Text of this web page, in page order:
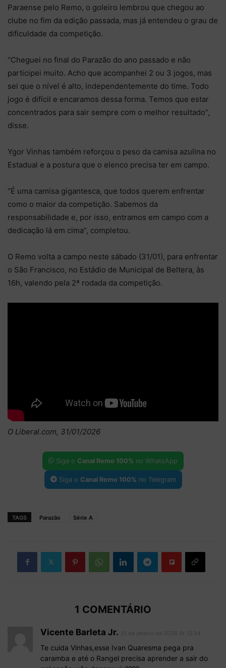
Paraense pelo Remo, o goleiro lembrou que chegou ao
clube no fim da edição passada, mas já entendeu o grau de
dificuldade da competição.
“Cheguei no final do Parazão do ano passado e não
participei muito. Acho que acompanhei 2 ou 3 jogos, mas
sei que o nível é alto, independentemente do time. Todo
jogo é difícil e encaramos dessa forma. Temos que estar
concentrados para sair sempre com o melhor resultado”,
disse.
Ygor Vinhas também reforçou o peso da camisa azulina no
Estadual e a postura que o elenco precisa ter em campo.
“É uma camisa gigantesca, que todos querem enfrentar
como o maior da competição. Sabemos da
responsabilidade e, por isso, entramos em campo com a
dedicação lá em cima”, completou.
O Remo volta a campo neste sábado (31/01), para enfrentar
o São Francisco, no Estádio de Municipal de Beltera, às
16h, valendo pela 2ª rodada da competição.
O Liberal.com, 31/01/2026
Siga o Canal Remo 100% no WhatsApp
Siga o Canal Remo 100% no Telegram
TAGS Parazão Série A
1 COMENTÁRIO
Vicente Barleta Jr.
Te cuida Vinhas,esse Ivan Quaresma pega pra
caramba e até o Rangel precisa aprender a sair do